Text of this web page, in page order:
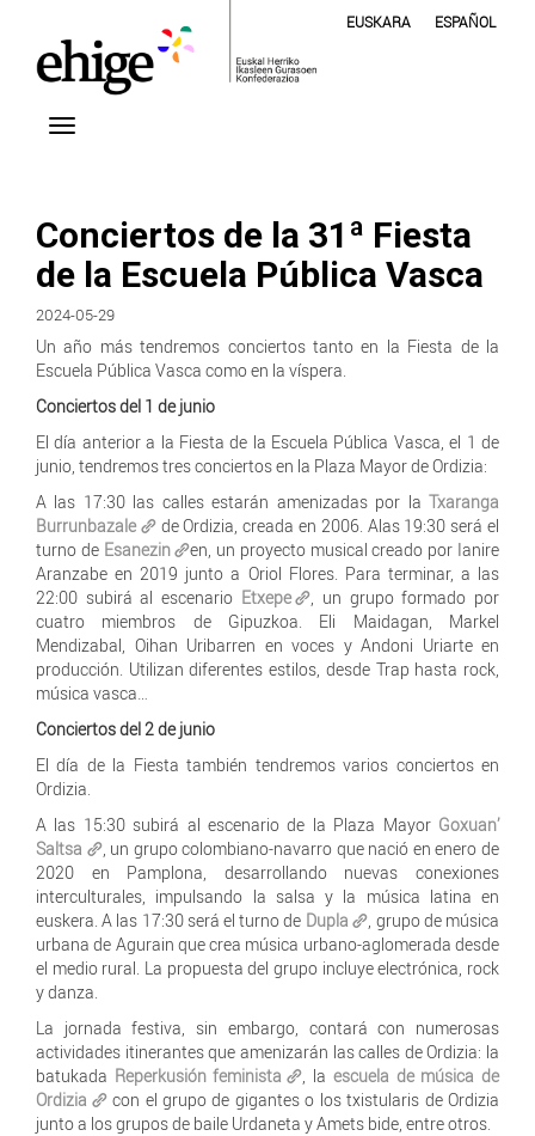
EUSKARA ESPAÑOL
Conciertos de la 31ª Fiesta
de la Escuela Pública Vasca
2024-05-29
Un año más tendremos conciertos tanto en la Fiesta de la
Escuela Pública Vasca como en la víspera.
Conciertos del 1 de junio
El día anterior a la Fiesta de la Escuela Pública Vasca, el 1 de
junio, tendremos tres conciertos en la Plaza Mayor de Ordizia:
A las 17:30 las calles estarán amenizadas por la Txaranga
Burrunbazale
de Ordizia, creada en 2006. Alas 19:30 será el
turno de Esanezin
en, un proyecto musical creado por Ianire
Aranzabe en 2019 junto a Oriol Flores. Para terminar, a las
22:00 subirá al escenario Etxepe
, un grupo formado por
cuatro miembros de Gipuzkoa. Eli Maidagan, Markel
Mendizabal, Oihan Uribarren en voces y Andoni Uriarte en
producción. Utilizan diferentes estilos, desde Trap hasta rock,
música vasca…
Conciertos del 2 de junio
El día de la Fiesta también tendremos varios conciertos en
Ordizia.
A las 15:30 subirá al escenario de la Plaza Mayor Goxuan’
Saltsa
, un grupo colombiano-navarro que nació en enero de
2020 en Pamplona, desarrollando nuevas conexiones
interculturales, impulsando la salsa y la música latina en
euskera. A las 17:30 será el turno de Dupla
, grupo de música
urbana de Agurain que crea música urbano-aglomerada desde
el medio rural. La propuesta del grupo incluye electrónica, rock
y danza.
La jornada festiva, sin embargo, contará con numerosas
actividades itinerantes que amenizarán las calles de Ordizia: la
batukada Reperkusión feminista , la escuela de música de
Ordizia
con el grupo de gigantes o los txistularis de Ordizia
junto a los grupos de baile Urdaneta y Amets bide, entre otros.